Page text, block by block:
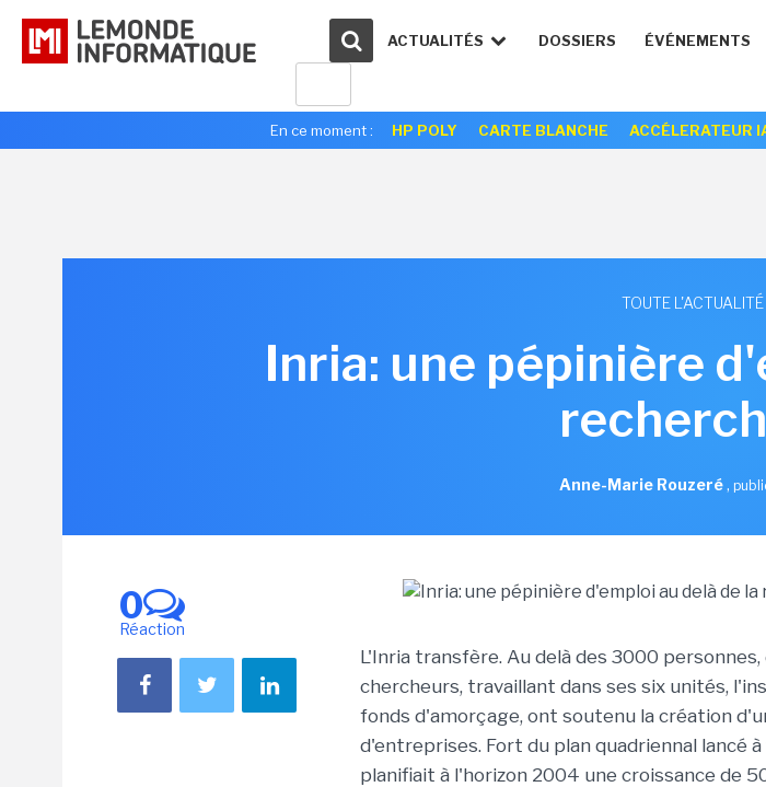
ACTUALITÉS DOSSIERS ÉVÉNEMENTS
En ce moment : HP POLY CARTE BLANCHE ACCÉLERATEUR
TOUTE L'ACTUALITÉ
Inria: une pépinière
Anne-Marie Rouzeré,
0
Réaction
L'Inria transfère. Au delà des 3000
chercheurs, travaillant dans ses six unités,
fonds d'amorçage, ont soutenu la création
d'entreprises. Fort du plan quadriennal lancé
planifiait à l'horizon 2004 une croissance de